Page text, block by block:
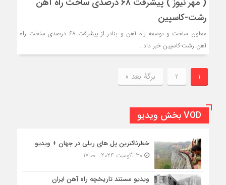
رشت-کاسپین
معاون ساخت و توسعه راه آهن و بنادر از پیشرفت ۶۸ درصدی ساخت راه
آهن رشت-کاسپین خبر داد .
1
2 برگهٔ بعد »
VOD بخش ویدیو
خطرناکترین پل های ریلی در جهان + ویدیو
30 آگوست 2024 - 17:00
ویدیو مستند تاریخچه راه آهن ایران